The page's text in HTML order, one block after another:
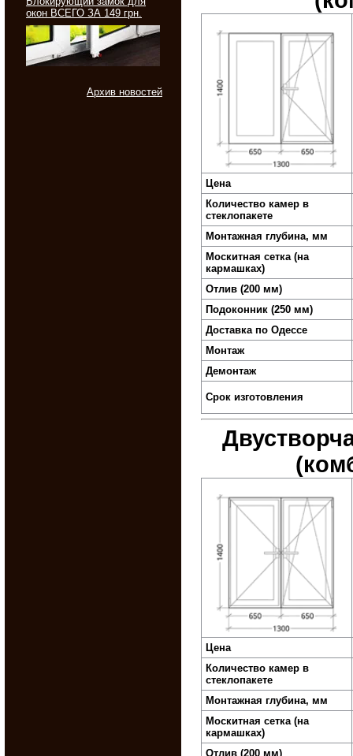
окон ВСЕГО ЗА 149 грн.
Архив новостей
Цена
Количество камер в
стеклопакете
Монтажная глубина, мм
Москитная сетка (на
кармашках)
Отлив (200 мм)
Подоконник (250 мм)
Доставка по Одессе
Монтаж
Демонтаж
Срок изготовления
Цена
Количество камер в
стеклопакете
Монтажная глубина, мм
Москитная сетка (на
кармашках)
Отлив (200 мм)